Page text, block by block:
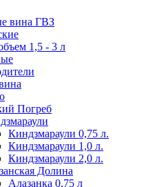
вина ГВЗ
1,5 - 3 л
Погреб
Киндзмараули 0,75 л.
Киндзмараули 1,0 л.
Киндзмараули 2,0 л.
Долина
Алазанка 0,75 л